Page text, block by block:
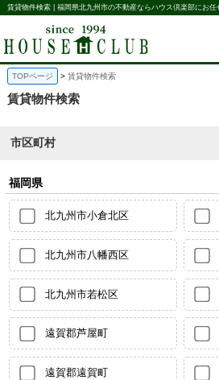
TOPページ 賃貸物件検索
賃貸物件検索
市区町村
福岡県
北九州市小倉北区
北九州市八幡西区
北九州市若松区
遠賀郡芦屋町
遠賀郡遠賀町